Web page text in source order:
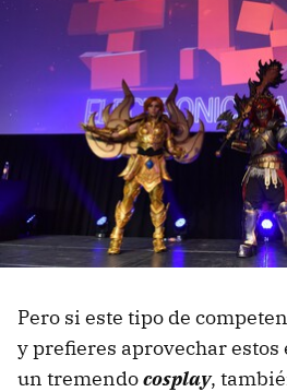
Pero si este tipo de
y prefieres aprovechar estos
un tremendocosplay,